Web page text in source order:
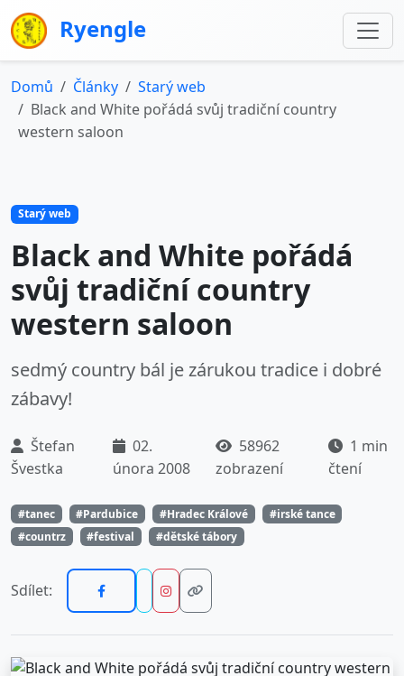
Ryengle
Domů Články
Starý web
Black and White pořádá svůj tradiční country
western saloon
Starý web
Black and White pořádá
svůj tradiční country
western saloon
sedmý country bál je zárukou tradice i dobré
zábavy!
Štefan
Švestka
02.
února 2008
58962
zobrazení
1 min
čtení
#tanec #Pardubice #Hradec Králové
#irské tance
#countrz
#festival #dětské tábory
Sdílet: